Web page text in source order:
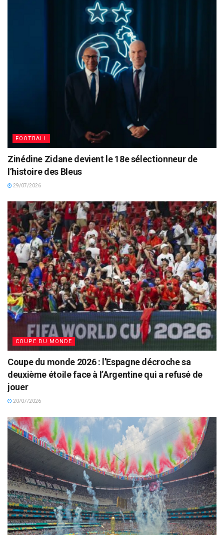
FOOTBALL
Zinédine Zidane devient le 18e sélectionneur de
l’histoire des Bleus
29/07/2026
COUPE DU MONDE
Coupe du monde 2026 : l’Espagne décroche sa
deuxième étoile face à l’Argentine qui a refusé de
jouer
20/07/2026